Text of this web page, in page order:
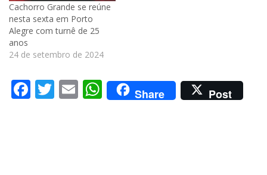
Cachorro Grande se reúne
nesta sexta em Porto
Alegre com turnê de 25
anos
24 de setembro de 2024
Facebook
Twitter
EmailWhatsApp
Share Post